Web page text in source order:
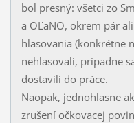
bol presný: všetci zo
a OĽaNO, okrem pár
hlasovania (kon­krétne
nehlasovali, prípadne
do­stavili do práce.
Naopak, jednohlasne
zrušení očkovacej